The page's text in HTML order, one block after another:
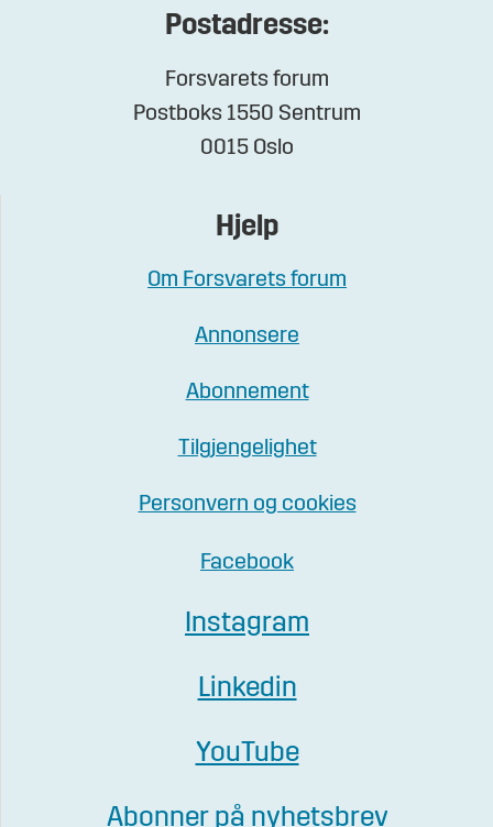
Postadresse:
Forsvarets forum
Postboks 1550 Sentrum
0015 Oslo
Hjelp
Om Forsvarets forum
Annonsere
Abonnement
Tilgjengelighet
Personvern og cookies
Facebook
Instagram
Linkedin
YouTube
Abonner på nyhetsbrev